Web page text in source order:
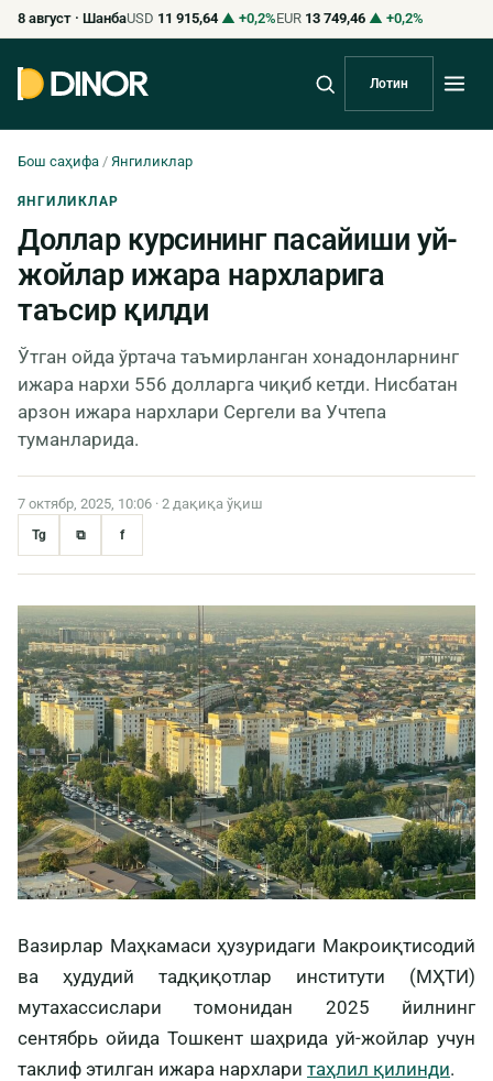
8 август · ШанбаUSD 11 915,64 ▲ +0,2%EUR 13 749,46 ▲ +0,2%
Лотин
Бош саҳифа / Янгиликлар
ЯНГИЛИКЛАР
Доллар курсининг пасайиши уй-
жойлар ижара нархларига
таъсир қилди
Ўтган ойда ўртача таъмирланган хонадонларнинг
ижара нархи 556 долларга чиқиб кетди. Нисбатан
арзон ижара нархлари Сергели ва Учтепа
туманларида.
7 октябр, 2025, 10:06 · 2 дақиқа ўқиш
Tg ⧉ f
Вазирлар Маҳкамаси ҳузуридаги Макроиқтисодий
ва ҳудудий тадқиқотлар институти (МҲТИ)
мутахассислари томонидан 2025 йилнинг
сентябрь ойида Тошкент шаҳрида уй-жойлар учун
таклиф этилган ижара нархлари таҳлил қилинди.